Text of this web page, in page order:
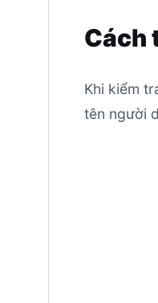
Cách
Khi kiểm
tên người